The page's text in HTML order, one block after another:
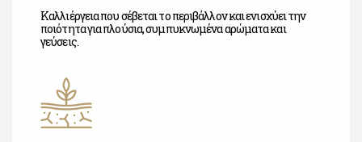
Καλλιέργεια που σέβεται το περιβάλλον και ενισχύει την
ποιότητα για πλούσια, συμπυκνωμένα αρώματα και
γεύσεις.